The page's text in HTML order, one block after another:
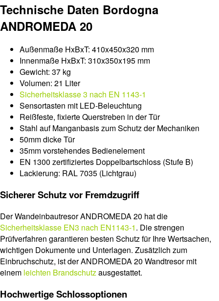
Technische Daten Bordogna
ANDROMEDA 20
Außenmaße HxBxT: 410x450x320 mm
Innenmaße HxBxT: 310x350x195 mm
Gewicht: 37 kg
Volumen: 21 Liter
Sicherheitsklasse 3 nach EN 1143-1
Sensortasten mit LED-Beleuchtung
Reißfeste, fixierte Querstreben in der Tür
Stahl auf Manganbasis zum Schutz der Mechaniken
50mm dicke Tür
35mm vorstehendes Bedienelement
EN 1300 zertifiziertes Doppelbartschloss (Stufe B)
Lackierung: RAL 7035 (Lichtgrau)
Sicherer Schutz vor Fremdzugriff
Der Wandeinbautresor ANDROMEDA 20 hat die
Sicherheitsklasse EN3 nach EN1143-1. Die strengen
Prüfverfahren garantieren besten Schutz für Ihre Wertsachen,
wichtigen Dokumente und Unterlagen. Zusätzlich zum
Einbruchschutz, ist der ANDROMEDA 20 Wandtresor mit
einem leichten Brandschutzausgestattet.
Hochwertige Schlossoptionen